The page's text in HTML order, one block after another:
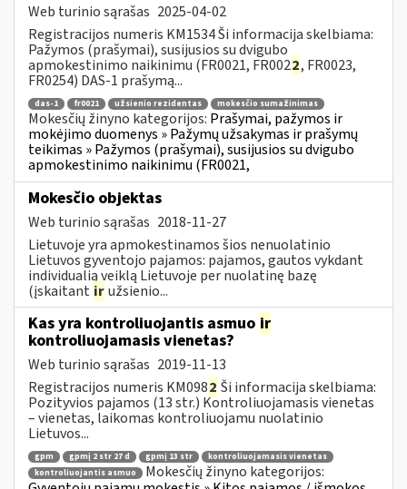
Web turinio sąrašas 2025-04-02
Registracijos numeris KM1534 Ši informacija skelbiama:
Pažymos (prašymai), susijusios su dvigubo
apmokestinimo naikinimu (FR0021, FR0022, FR0023,
FR0254) DAS-1 prašymą...
das-1 fr0021 užsienio rezidentas mokesčio sumažinimas
Mokesčių žinyno kategorijos: Prašymai, pažymos ir
mokėjimo duomenys » Pažymų užsakymas ir prašymų
teikimas » Pažymos (prašymai), susijusios su dvigubo
apmokestinimo naikinimu (FR0021,
Mokesčio objektas
Web turinio sąrašas 2018-11-27
Lietuvoje yra apmokestinamos šios nenuolatinio
Lietuvos gyventojo pajamos: pajamos, gautos vykdant
individualią veiklą Lietuvoje per nuolatinę bazę
(įskaitant iružsienio...
Kas yra kontroliuojantis asmuo ir
kontroliuojamasis vienetas?
Web turinio sąrašas 2019-11-13
Registracijos numeris KM0982 Ši informacija skelbiama:
Pozityvios pajamos (13 str.) Kontroliuojamasis vienetas
– vienetas, laikomas kontroliuojamu nuolatinio
Lietuvos...
gpm gpmį 2 str 27 d gpmį 13 str
kontroliuojamasis vienetas
kontroliuojantis asmuo
Mokesčių žinyno kategorijos: